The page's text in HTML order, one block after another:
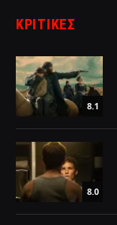
ΚΡΙΤΙΚΈΣ
8.1
8.0